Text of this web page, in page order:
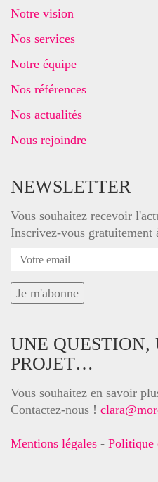
Notre vision
Nos services
Notre équipe
Nos références
Nos actualités
Nous rejoindre
NEWSLETTER
Vous souhaitez recevoir
Inscrivez-vous gratuitement
UNE
PROJET…
Vous souhaitez en savoir
Contactez-nous !
Mentions légales - Politique